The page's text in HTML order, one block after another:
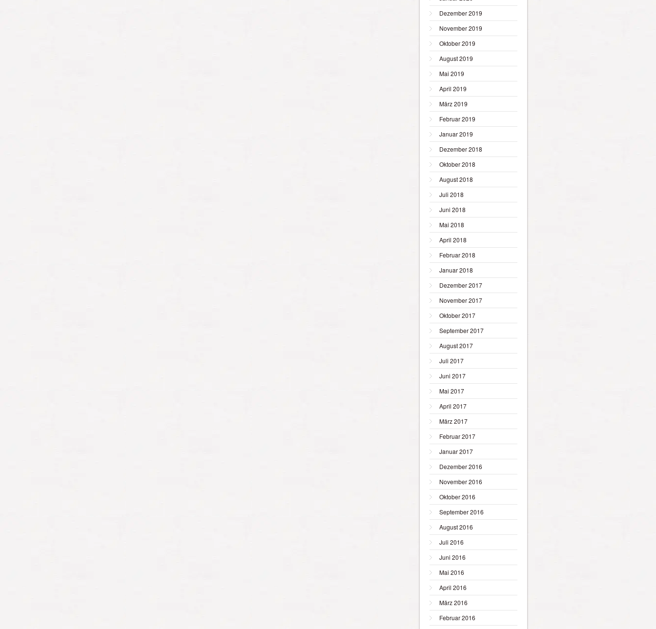
Dezember 2019
November 2019
Oktober 2019
August 2019
Mai 2019
April 2019
März 2019
Februar 2019
Januar 2019
Dezember 2018
Oktober 2018
August 2018
Juli 2018
Juni 2018
Mai 2018
April 2018
Februar 2018
Januar 2018
Dezember 2017
November 2017
Oktober 2017
September 2017
August 2017
Juli 2017
Juni 2017
Mai 2017
April 2017
März 2017
Februar 2017
Januar 2017
Dezember 2016
November 2016
Oktober 2016
September 2016
August 2016
Juli 2016
Juni 2016
Mai 2016
April 2016
März 2016
Februar 2016